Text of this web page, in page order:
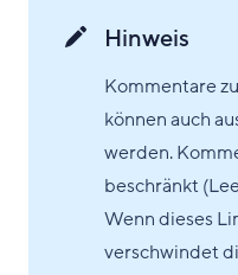
Hinweis
Kommentare
können auch
werden.
beschränkt
Wenn dieses
verschwindet